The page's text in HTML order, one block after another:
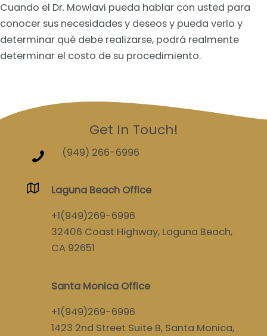
Cuando el Dr. Mowlavi pueda hablar con usted para
conocer sus necesidades y deseos y pueda verlo y
determinar qué debe realizarse, podrá realmente
determinar el costo de su procedimiento.
Get In Touch!
(949) 266-6996
Laguna Beach Office
+1(949)269-6996
32406 Coast Highway, Laguna Beach,
CA 92651
Santa Monica Office
+1(949)269-6996
1423 2nd Street Suite B, Santa Monica,